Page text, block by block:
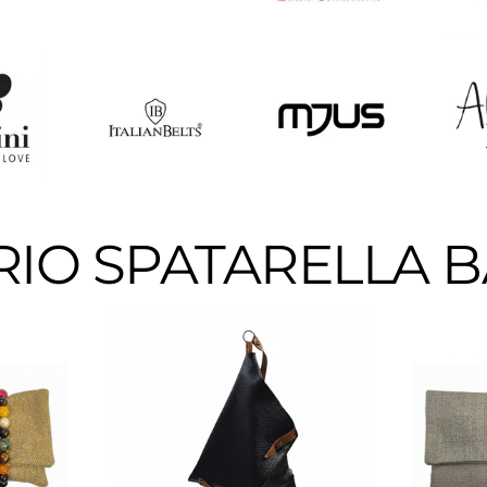
SPATARELLA